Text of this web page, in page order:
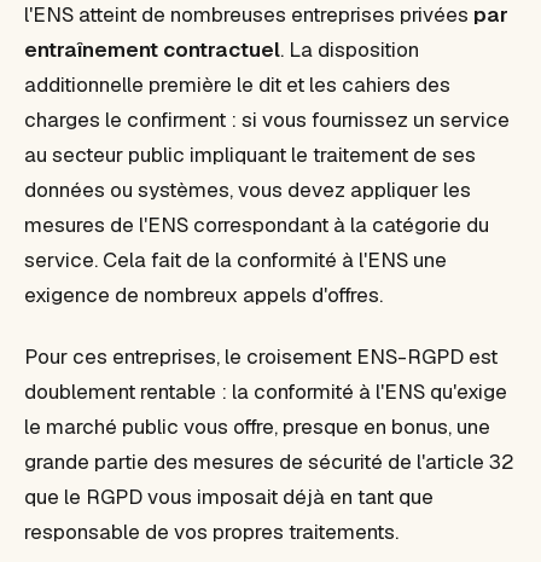
l'ENS atteint de nombreuses entreprises privées par
entraînement contractuel. La disposition
additionnelle première le dit et les cahiers des
charges le confirment : si vous fournissez un service
au secteur public impliquant le traitement de ses
données ou systèmes, vous devez appliquer les
mesures de l'ENS correspondant à la catégorie du
service. Cela fait de la conformité à l'ENS une
exigence de nombreux appels d'offres.
Pour ces entreprises, le croisement ENS-RGPD est
doublement rentable : la conformité à l'ENS qu'exige
le marché public vous offre, presque en bonus, une
grande partie des mesures de sécurité de l'article 32
que le RGPD vous imposait déjà en tant que
responsable de vos propres traitements.